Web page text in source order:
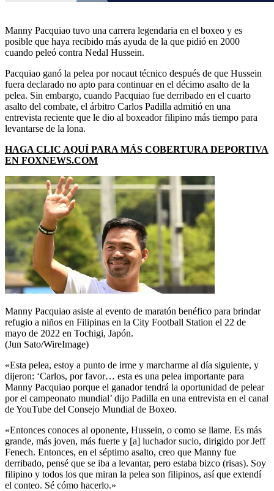
Manny Pacquiao tuvo una carrera legendaria en el boxeo y es
posible que haya recibido más ayuda de la que pidió en 2000
cuando peleó contra Nedal Hussein.
Pacquiao ganó la pelea por nocaut técnico después de que Hussein
fuera declarado no apto para continuar en el décimo asalto de la
pelea. Sin embargo, cuando Pacquiao fue derribado en el cuarto
asalto del combate, el árbitro Carlos Padilla admitió en una
entrevista reciente que le dio al boxeador filipino más tiempo para
levantarse de la lona.
HAGA CLIC AQUÍ PARA MÁS COBERTURA DEPORTIVA
EN FOXNEWS.COM
Manny Pacquiao asiste al evento de maratón benéfico para brindar
refugio a niños en Filipinas en la City Football Station el 22 de
mayo de 2022 en Tochigi, Japón.
(Jun Sato/WireImage)
«Esta pelea, estoy a punto de irme y marcharme al día siguiente, y
dijeron: ‘Carlos, por favor… esta es una pelea importante para
Manny Pacquiao porque el ganador tendrá la oportunidad de pelear
por el campeonato mundial’ dijo Padilla en una entrevista en el canal
de YouTube del Consejo Mundial de Boxeo.
«Entonces conoces al oponente, Hussein, o como se llame. Es más
grande, más joven, más fuerte y [a] luchador sucio, dirigido por Jeff
Fenech. Entonces, en el séptimo asalto, creo que Manny fue
derribado, pensé que se iba a levantar, pero estaba bizco (risas). Soy
filipino y todos los que miran la pelea son filipinos, así que extendí
el conteo. Sé cómo hacerlo.»